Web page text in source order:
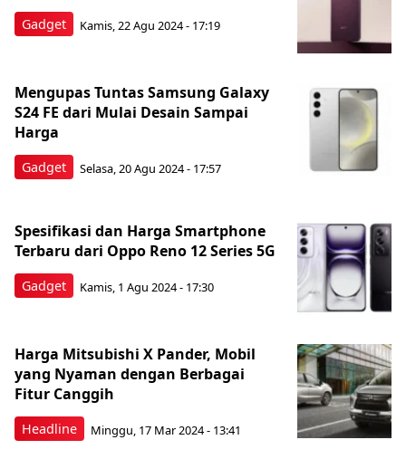
Gadget Kamis, 22 Agu 2024 - 17:19
Gadget
Mengupas Tuntas Samsung Galaxy
S24 FE dari Mulai Desain Sampai
Harga
Selasa, 20 Agu 2024 - 17:57
Gadget
Spesifikasi dan Harga Smartphone
Terbaru dari Oppo Reno 12 Series 5G
Kamis, 1 Agu 2024 - 17:30
Headline
Harga Mitsubishi X Pander, Mobil
yang Nyaman dengan Berbagai
Fitur Canggih
Minggu, 17 Mar 2024 - 13:41